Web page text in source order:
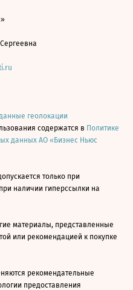
геолокации
содержатся в Политике
данных АО «Бизнес Ньюс
только при
наличии гиперссылки на
материалы, представленные
или рекомендацией к покупке
рекомендательные
предоставления